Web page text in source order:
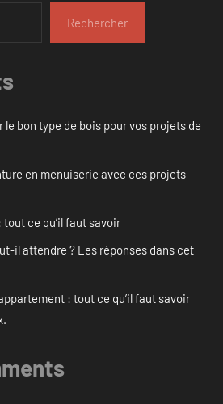
Rechercher
bon type de bois pour vos projets de
en menuiserie avec ces projets
ce qu’il faut savoir
il attendre ? Les réponses dans cet
: tout ce qu’il faut savoir